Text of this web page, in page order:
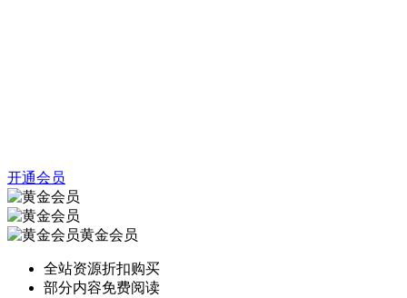
开通会员
黄金会员
全站资源折扣购买
部分内容免费阅读